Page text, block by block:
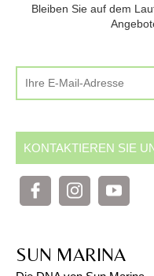
Bleiben Sie auf dem
KONTAKTIEREN SIE
SUN MARINA